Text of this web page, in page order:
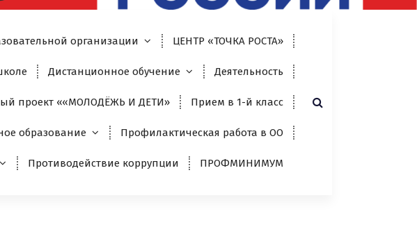
организации ЦЕНТР «ТОЧКА РОСТА»
Дистанционное обучение Деятельность
проект ««МОЛОДЁЖЬ И ДЕТИ» Прием в 1-й класс
образование Профилактическая работа в ОО
Противодействие коррупции ПРОФМИНИМУМ